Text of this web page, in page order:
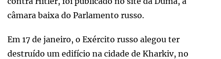
câmara baixa do Parlamento russo.
Em 17 de janeiro, o Exército russo alegou ter
destruído um edifício na cidade de Kharkiv, no